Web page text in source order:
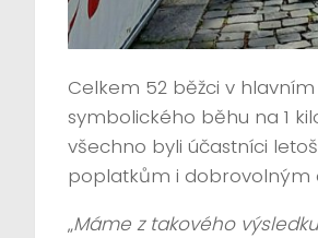
Celkem 52 běžci v
symbolického běhu na 1
všechno byli účastníci
poplatkům i dobrovolným
„Máme z takového